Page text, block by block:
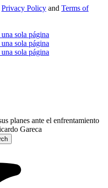
Privacy Policy and Terms of
planes ante el enfrentamiento
Gareca